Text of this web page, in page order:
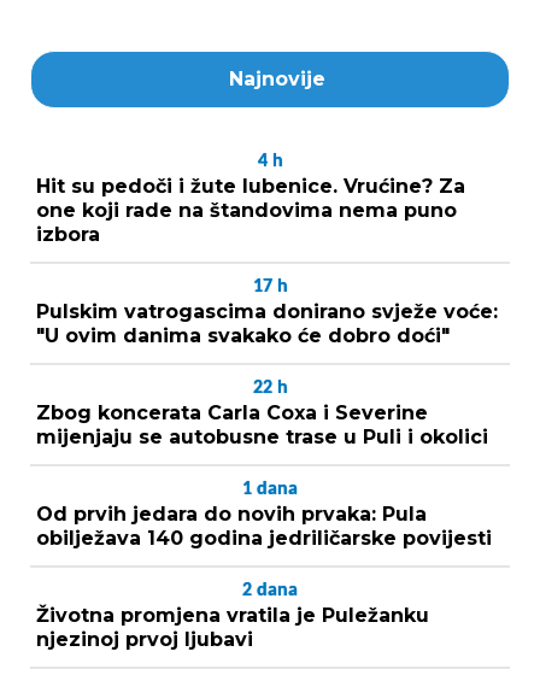
Najnovije
4 h
Hit su pedoči i žute lubenice. Vrućine? Za
one koji rade na štandovima nema puno
izbora
17 h
Pulskim vatrogascima donirano svježe voće:
"U ovim danima svakako će dobro doći"
22 h
Zbog koncerata Carla Coxa i Severine
mijenjaju se autobusne trase u Puli i okolici
1 dana
Od prvih jedara do novih prvaka: Pula
obilježava 140 godina jedriličarske povijesti
2 dana
Životna promjena vratila je Puležanku
njezinoj prvoj ljubavi